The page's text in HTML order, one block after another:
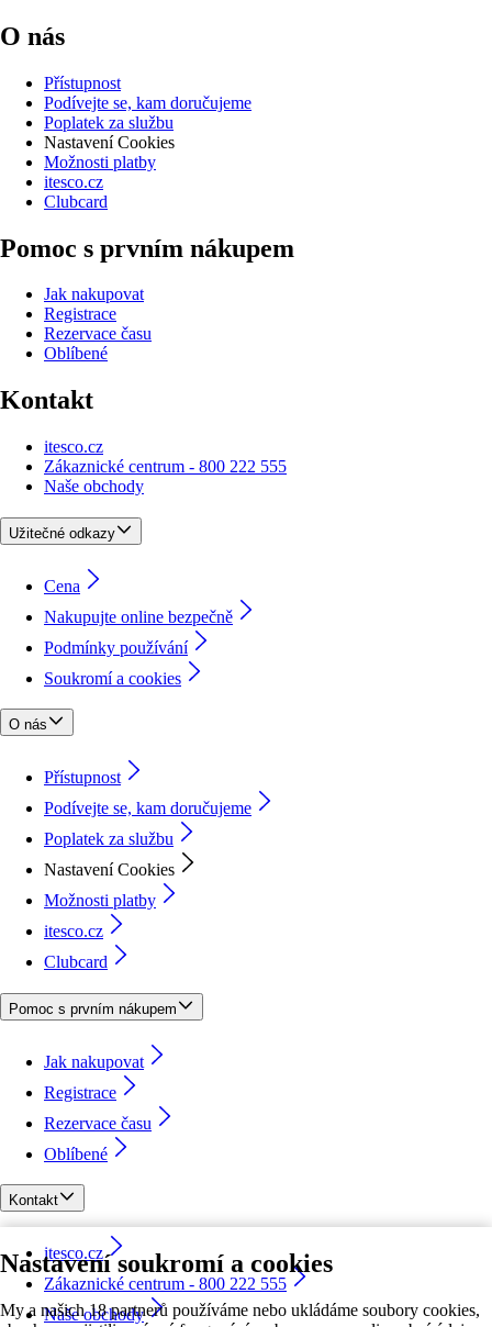
Nastavení soukromí a cookies
My a našich 18 partnerů používáme nebo ukládáme soubory cookies,
O nás
Přístupnost
Podívejte se, kam doručujeme
Poplatek za službu
Nastavení Cookies
Možnosti platby
itesco.cz
Clubcard
Pomoc s prvním nákupem
Jak nakupovat
Registrace
Rezervace času
Oblíbené
Kontakt
itesco.cz
Zákaznické centrum - 800 222 555
Naše obchody
Užitečné odkazy
Cena
Nakupujte online bezpečně
Podmínky používání
Soukromí a cookies
O nás
Přístupnost
Podívejte se, kam doručujeme
Poplatek za službu
Nastavení Cookies
Možnosti platby
itesco.cz
Clubcard
Pomoc s prvním nákupem
Jak nakupovat
Registrace
Rezervace času
Oblíbené
Kontakt
itesco.cz
Zákaznické centrum - 800 222 555
Naše obchody